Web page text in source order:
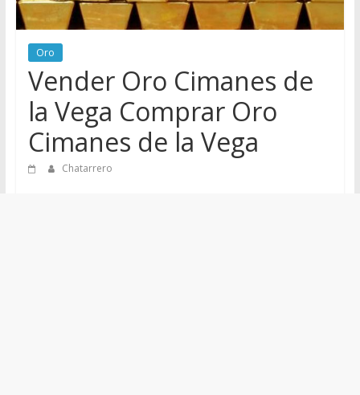
de
Chatarreros
para
vender
Chatarra
Oro
Vender Oro Cimanes de
la Vega Comprar Oro
Cimanes de la Vega
Chatarrero